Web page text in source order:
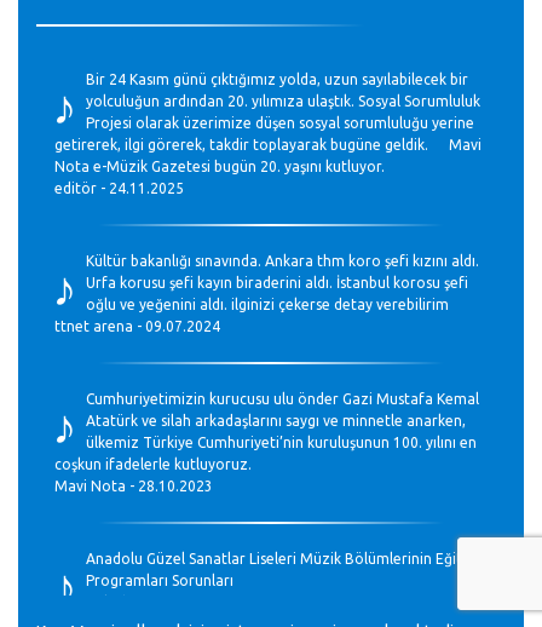
♪
Bir 24 Kasım günü çıktığımız yolda, uzun sayılabilecek bir
yolculuğun ardından 20. yılımıza ulaştık. Sosyal Sorumluluk
Projesi olarak üzerimize düşen sosyal sorumluluğu yerine
getirerek, ilgi görerek, takdir toplayarak bugüne geldik. Mavi
Nota e-Müzik Gazetesi bugün 20. yaşını kutluyor.
editör - 24.11.2025
♪
Kültür bakanlığı sınavında. Ankara thm koro şefi kızını aldı.
Urfa korusu şefi kayın biraderini aldı. İstanbul korosu şefi
oğlu ve yeğenini aldı. ilginizi çekerse detay verebilirim
ttnet arena - 09.07.2024
♪
Cumhuriyetimizin kurucusu ulu önder Gazi Mustafa Kemal
Atatürk ve silah arkadaşlarını saygı ve minnetle anarken,
ülkemiz Türkiye Cumhuriyeti’nin kuruluşunun 100. yılını en
coşkun ifadelerle kutluyoruz.
Mavi Nota - 28.10.2023
♪
Anadolu Güzel Sanatlar Liseleri Müzik Bölümlerinin Eğitim
Programları Sorunları